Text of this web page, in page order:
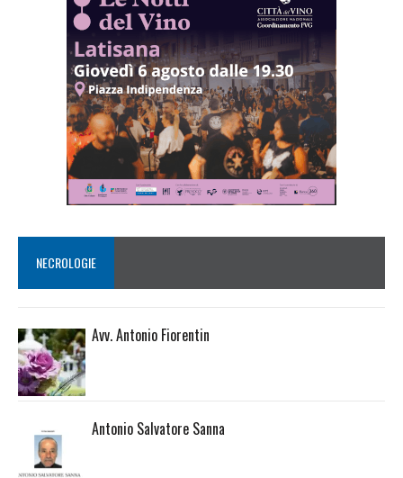
NECROLOGIE
Avv. Antonio Fiorentin
Antonio Salvatore Sanna